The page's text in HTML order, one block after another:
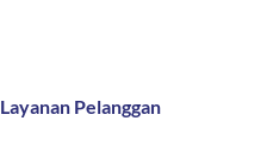
Layanan Pelanggan